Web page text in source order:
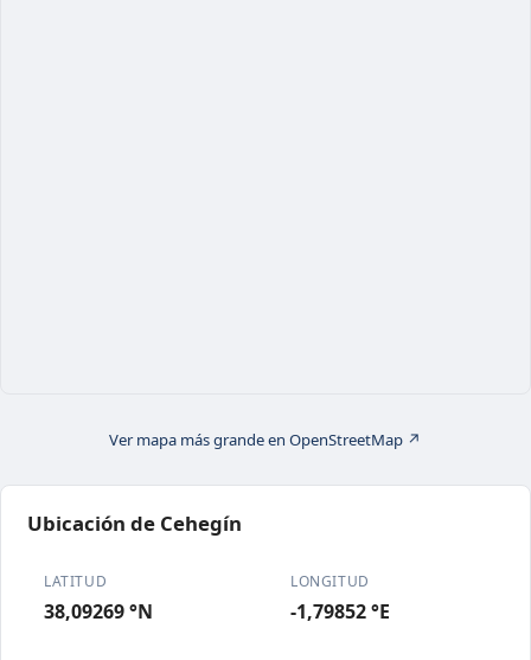
Ver mapa más grande en OpenStreetMap ↗
Ubicación de Cehegín
LATITUD
38,09269 °N
LONGITUD
-1,79852 °E